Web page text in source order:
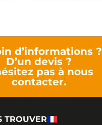
d’informations ?
D’un devis ?
pas à nous
contacter.
TROUVER